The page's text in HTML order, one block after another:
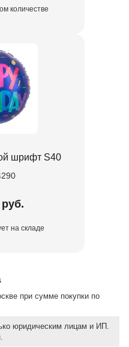
количестве
шрифт S40
руб.
на складе
при сумме покупки по
юридическим лицам и ИП.